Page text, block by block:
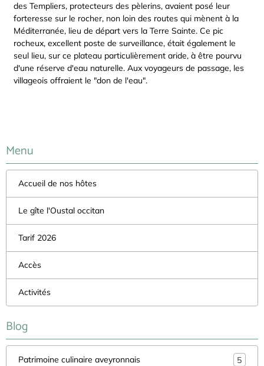
des Templiers, protecteurs des pèlerins, avaient posé leur
forteresse sur le rocher, non loin des routes qui mènent à la
Méditerranée, lieu de départ vers la Terre Sainte. Ce pic
rocheux, excellent poste de surveillance, était également le
seul lieu, sur ce plateau particulièrement aride, à être pourvu
d'une réserve d'eau naturelle. Aux voyageurs de passage, les
villageois offraient le "don de l'eau".
Menu
Accueil de nos hôtes
Le gîte l'Oustal occitan
Tarif 2026
Accès
Activités
Blog
Patrimoine culinaire aveyronnais 5